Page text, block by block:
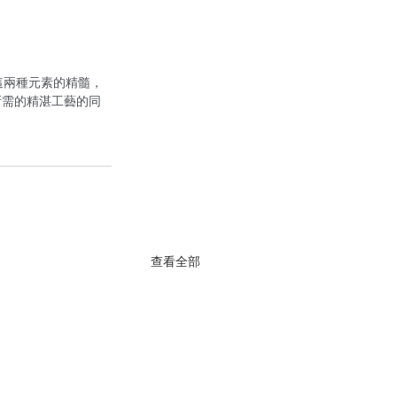
種元素的精髓，
的精湛工藝的同
查看全部